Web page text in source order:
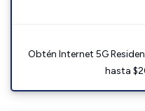
Obtén Internet 5G
hasta